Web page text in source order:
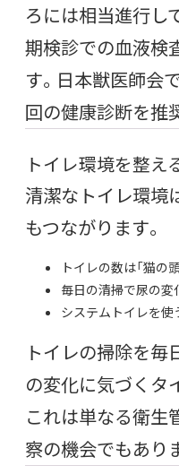
ろには相当進行し
期検診での血液検
す。日本獣医師会
回の健康診断を推
トイレ環境を整え
清潔なトイレ環境
もつながります。
トイレの数は「猫の
毎日の清掃で尿の変
システムトイレを使
トイレの掃除を毎
の変化に気づくタ
これは単なる衛生
察の機会でもあり